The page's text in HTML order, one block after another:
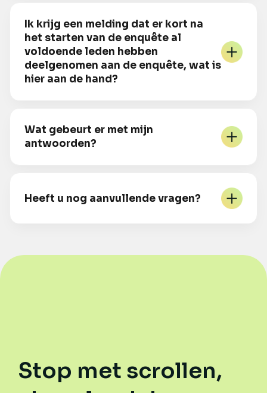
Ik krijg een melding dat er kort na
het starten van de enquête al
voldoende leden hebben
deelgenomen aan de enquête, wat is
hier aan de hand?
Wat gebeurt er met mijn
antwoorden?
Heeft u nog aanvullende vragen?
Stop met scrollen,